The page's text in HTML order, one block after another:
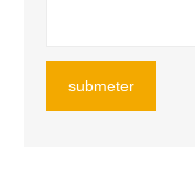
submeter